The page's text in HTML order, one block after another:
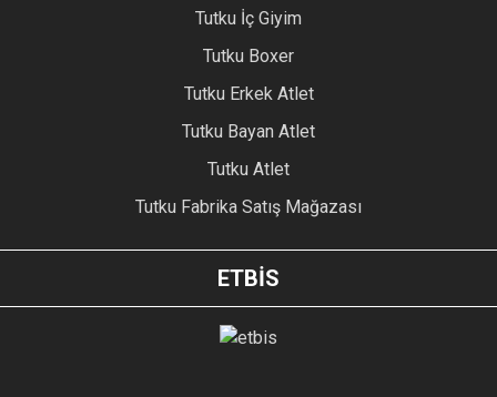
Tutku İç Giyim
Tutku Boxer
Tutku Erkek Atlet
Tutku Bayan Atlet
Tutku Atlet
Tutku Fabrika Satış Mağazası
ETBİS